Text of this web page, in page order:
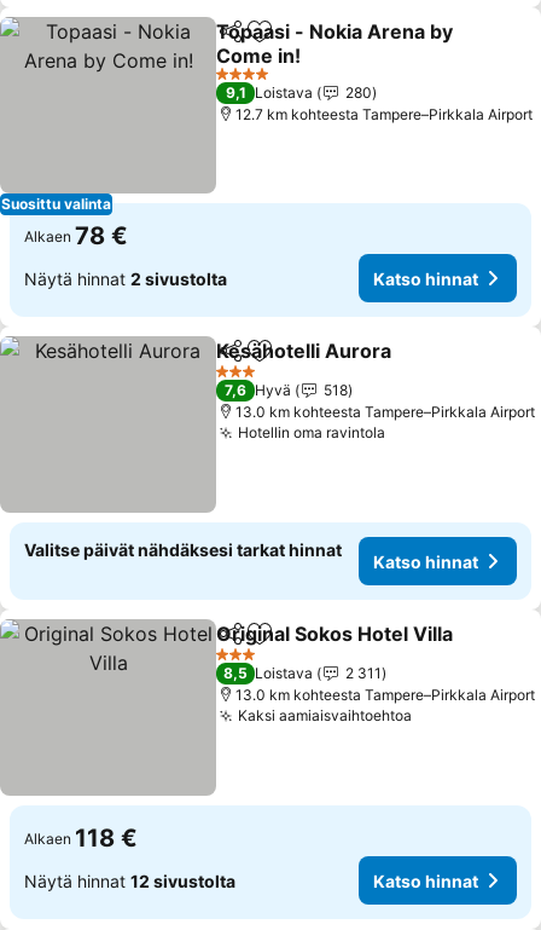
Suosittu valinta
Jaa Lisää suosikkeihin
Topaasi - Nokia Arena by
Come in!
Katso hinnat
4 Tähtiluokitus
9,1 Loistava
280
12.7 km kohteesta Tampere–Pirkkala Airport
Alkaen 78 €
Näytä hinnat 2 sivustolta Katso hinnat
Jaa Lisää suosikkeihin
Kesähotelli Aurora
3 Tähtiluokitus
7,6 Hyvä
518
13.0 km kohteesta Tampere–Pirkkala Airport
Hotellin oma ravintola
Valitse päivät nähdäksesi tarkat hinnat
Katso hinnat
Jaa Lisää suosikkeihin
Original Sokos Hotel Villa
3 Tähtiluokitus
8,5 Loistava
2 311
13.0 km kohteesta Tampere–Pirkkala Airport
Kaksi aamiaisvaihtoehtoa
Alkaen 118 €
Näytä hinnat 12 sivustolta Katso hinnat